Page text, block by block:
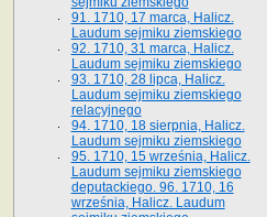
91. 1710, 17 marca, Halicz.
Laudum sejmiku ziemskiego
92. 1710, 31 marca, Halicz.
Laudum sejmiku ziemskiego
93. 1710, 28 lipca, Halicz.
Laudum sejmiku ziemskiego
relacyjnego
94. 1710, 18 sierpnia, Halicz.
Laudum sejmiku ziemskiego
95. 1710, 15 września, Halicz.
Laudum sejmiku ziemskiego
deputackiego. 96. 1710, 16
września, Halicz. Laudum